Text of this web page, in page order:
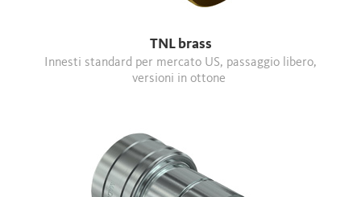
TNL brass
versioni in ottone